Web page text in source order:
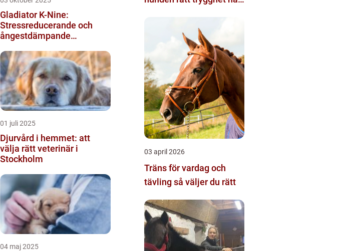
Gladiator K-Nine:
Stressreducerande och
ångestdämpande
01 juli 2025
Djurvård i hemmet: att
välja rätt veterinär i
Stockholm
04 maj 2025
03 april 2026
Träns för vardag och
tävling så väljer du rätt